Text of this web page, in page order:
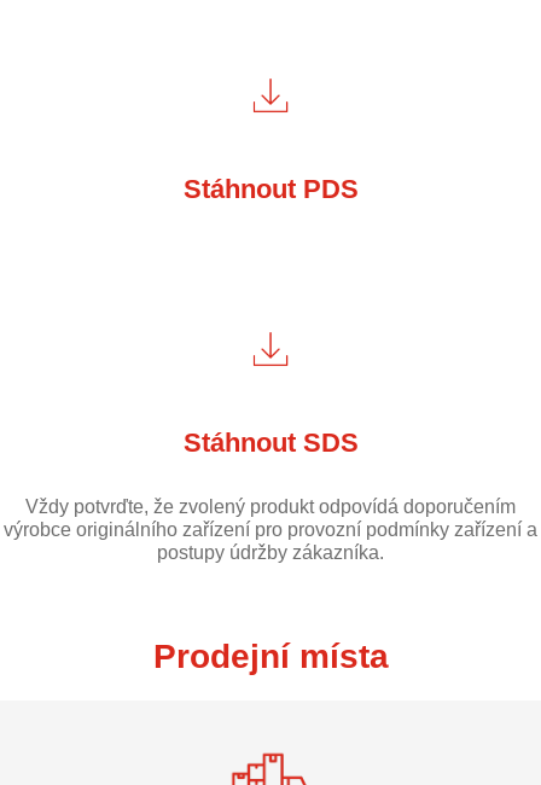
Stáhnout PDS
Stáhnout SDS
Vždy potvrďte, že zvolený produkt odpovídá doporučením
výrobce originálního zařízení pro provozní podmínky zařízení a
postupy údržby zákazníka.
Prodejní místa